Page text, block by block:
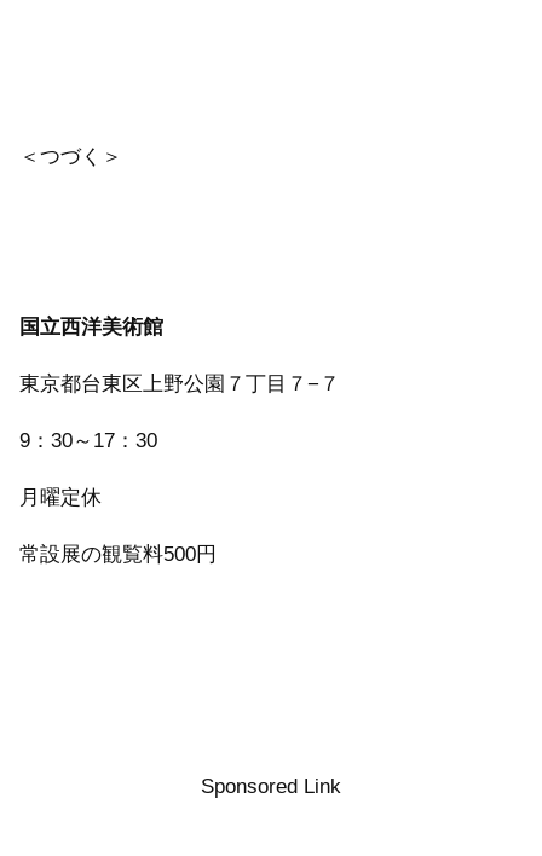
＜つづく＞
国立西洋美術館
東京都台東区上野公園７丁目７−７
9：30～17：30
月曜定休
常設展の観覧料500円
Sponsored Link